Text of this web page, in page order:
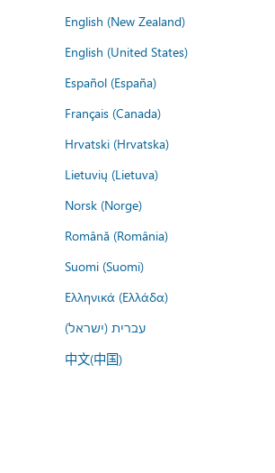
English (New Zealand)
English (United States)
Español (España)
Français (Canada)
Hrvatski (Hrvatska)
Lietuvių (Lietuva)
Norsk (Norge)
Română (România)
Suomi (Suomi)
Ελληνικά (Ελλάδα)
עברית (ישראל)
中文(中国)